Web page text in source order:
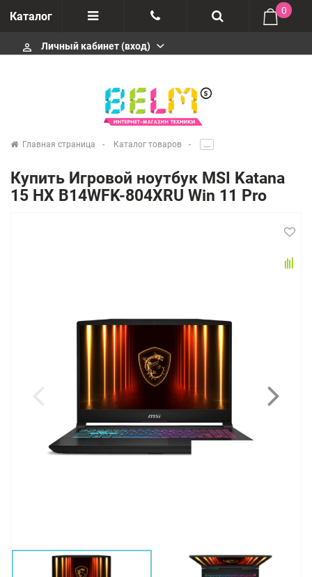
Каталог
Отзывы
Сервисные центры
+74952666992
0
perm_identity Личный кабинет (вход)
Главная страница Каталог товаров .....
Купить Игровой ноутбук MSI Katana
15 HX B14WFK-804XRU Win 11 Pro